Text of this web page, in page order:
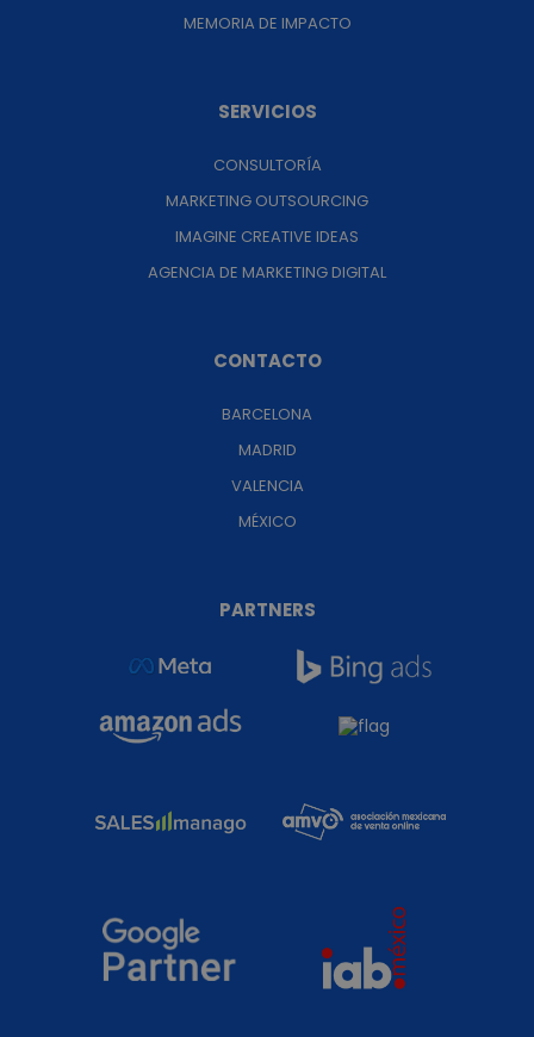
MEMORIA DE IMPACTO
SERVICIOS
CONSULTORÍA
MARKETING OUTSOURCING
IMAGINE CREATIVE IDEAS
AGENCIA DE MARKETING DIGITAL
CONTACTO
BARCELONA
MADRID
VALENCIA
MÉXICO
PARTNERS